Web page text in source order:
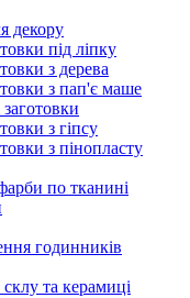
декору
під ліпку
з дерева
з пап'є маше
заготовки
з гіпсу
з пінопласту
по тканині
годинників
та керамиці